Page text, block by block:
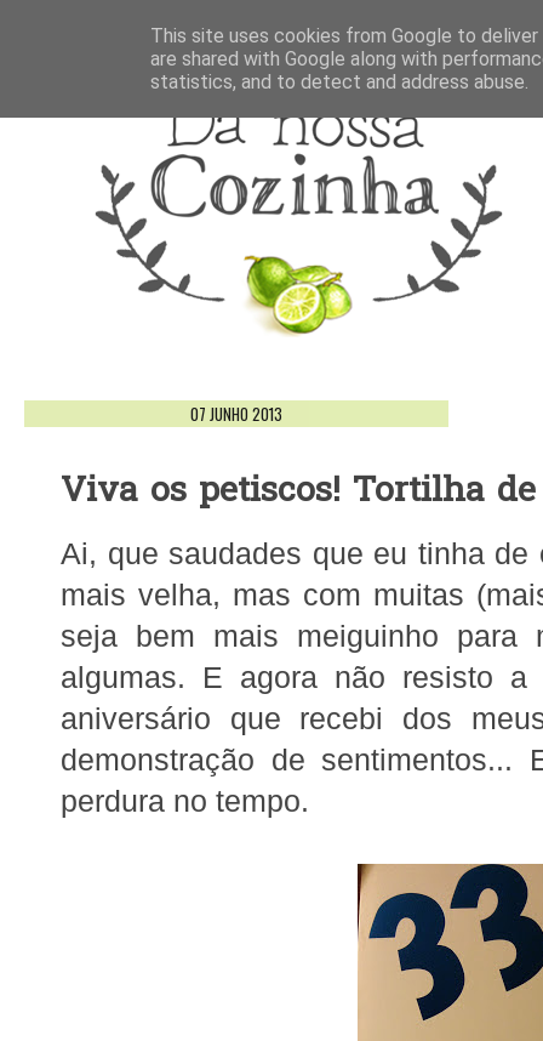
07 JUNHO 2013
Viva os petiscos! Tortilha
Ai, que saudades que eu tinha
mais velha, mas com muitas
seja bem mais meiguinho para
algumas. E agora não resisto
aniversário que recebi dos
demonstração de
perdura no tempo.
This site uses cookies from Google to
are shared with Google along with
statistics, and to detect and address abuse.